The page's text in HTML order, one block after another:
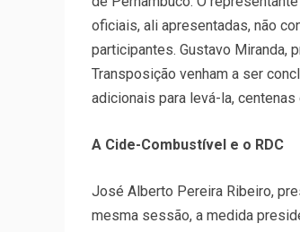
oficiais, ali apresentadas, não
participantes. Gustavo Miranda,
Transposição venham a ser
adicionais para levá-la,
A Cide-Combustível e o RDC
José Alberto Pereira Ribeiro,
mesma sessão, a medida